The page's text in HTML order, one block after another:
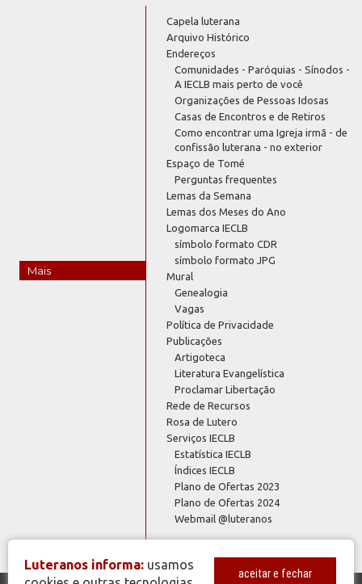
Mais
Capela luterana
Arquivo Histórico
Endereços
Comunidades - Paróquias - Sínodos -
A IECLB mais perto de você
Organizações de Pessoas Idosas
Casas de Encontros e de Retiros
Como encontrar uma Igreja irmã - de
confissão luterana - no exterior
Espaço de Tomé
Perguntas frequentes
Lemas da Semana
Lemas dos Meses do Ano
Logomarca IECLB
símbolo formato CDR
símbolo formato JPG
Mural
Genealogia
Vagas
Política de Privacidade
Publicações
Artigoteca
Literatura Evangelística
Proclamar Libertação
Rede de Recursos
Rosa de Lutero
Serviços IECLB
Estatística IECLB
Índices IECLB
Plano de Ofertas 2023
Plano de Ofertas 2024
Webmail @luteranos
Luteranos informa: usamos
aceitar e fechar